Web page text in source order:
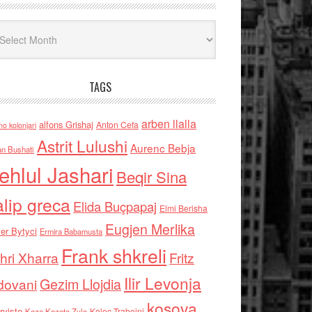
TAGS
kolonjari alfons Grishaj Anton Cefa arben llalla
Bushati Astrit Lulushi Aurenc Bebja
Jashari Beqir Sina
grecaElida Buçpapaj Elmi Berisha
Bytyci Ermira Babamusta Eugjen Merlika
Xharra Frank shkreli Fritz
Gezim Llojdia Ilir Levonja